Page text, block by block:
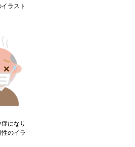
ラスト
になり
のイラ